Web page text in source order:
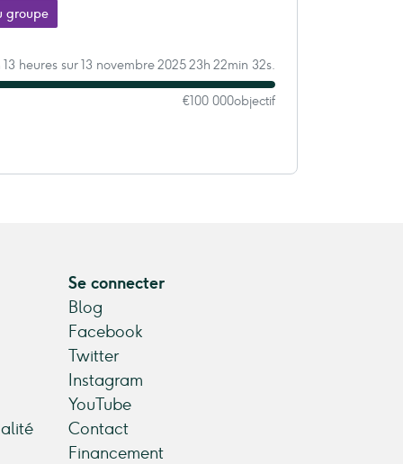
groupe
heures sur 13 novembre 2025 23h 22min 32s.
€100 000objectif
Se connecter
Blog
Facebook
Twitter
Instagram
YouTube
Contact
Financement